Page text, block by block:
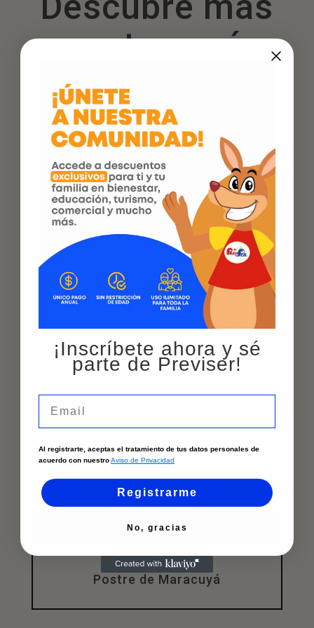
recetas, más
magia, más
espíritu
navideño
Natilla
Buñuelos
Ensalada Rusa
Postre de Maracuyá
¡Inscríbete ahora y sé
parte de Previser!
Al registrarte, aceptas el tratamiento de tus datos personales de
acuerdo con nuestroAviso de Privacidad
Registrarme
No, gracias